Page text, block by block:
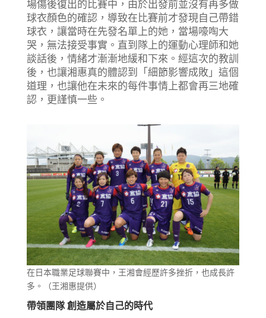
場傷後復出的比賽中，由於出發前並沒有再多做
球衣顏色的確認，導致在比賽前才發現自己帶錯
球衣，讓當時在先發名單上的她，當場嚎啕大
哭，無法接受事實。直到隊上的運動心理師和她
談話後，情緒才漸漸地緩和下來。經這次的教訓
後，也讓湘惠真的體認到「細節影響成敗」這個
道理，也讓他在未來的每件事情上都會再三地確
認，更謹慎一些。
在日本職業足球聯賽中，王湘會經歷許多挫折，也成長許
多。（王湘惠提供）
帶領團隊 創造屬於自己的時代